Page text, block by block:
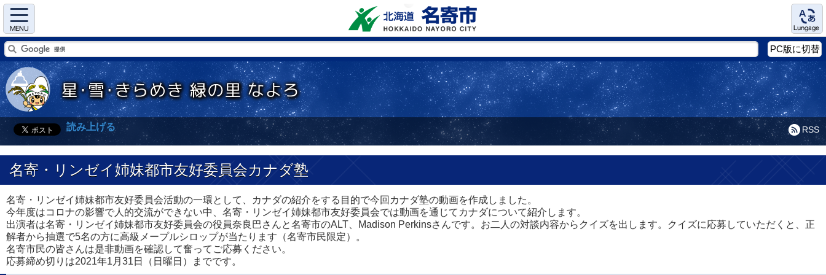
Menu Language
PC版に切替
RSS
読み上げる
名寄・リンゼイ姉妹都市友好委員会カナダ塾
名寄・リンゼイ姉妹都市友好委員会活動の一環として、カナダの紹介をする目的で今回カナダ塾の動画を作成しました。
今年度はコロナの影響で人的交流ができない中、名寄・リンゼイ姉妹都市友好委員会では動画を通じてカナダについて紹介します。
出演者は名寄・リンゼイ姉妹都市友好委員会の役員奈良巴さんと名寄市のALT、Madison Perkinsさんです。お二人の対談内容からクイズを出します。クイズに応募していただくと、正
解者から抽選で5名の方に高級メープルシロップが当たります（名寄市民限定）。
名寄市民の皆さんは是非動画を確認して奮ってご応募ください。
応募締め切りは2021年1月31日（日曜日）までです。